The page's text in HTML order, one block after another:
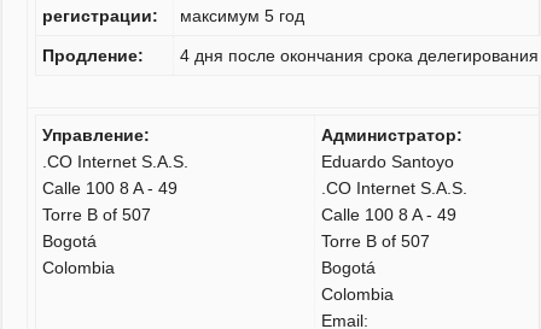
регистрации:
максимум 5 год
Продление: 4 дня после окончания срока
Управление:
.CO Internet S.A.S.
Calle 100 8 A - 49
Torre B of 507
Bogotá
Colombia
Администратор:
Eduardo Santoyo
.CO Internet S.A.S.
Calle 100 8 A - 49
Torre B of 507
Bogotá
Colombia
Email: